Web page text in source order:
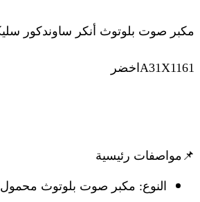
A31X1161اخضر
📌 مواصفات رئيسية
النوع: مكبر صوت بلوتوث محمول